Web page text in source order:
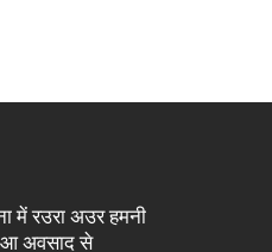
में रउरा अउर हमनी
आ अवसाद से